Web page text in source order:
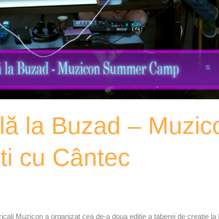
la Buzad –
cu Cântec
Muzicon a organizat cea de-a doua ediție a taberei de creație